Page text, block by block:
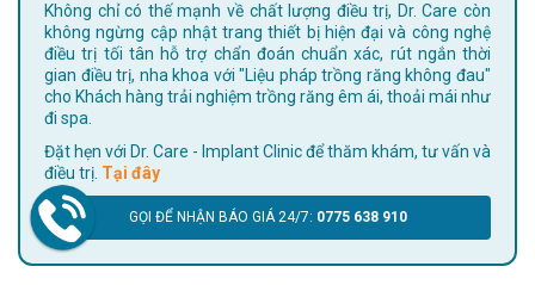
Không chỉ có thế mạnh về chất lượng điều trị, Dr. Care còn
không ngừng cập nhật trang thiết bị hiện đại và công nghệ
điều trị tối tân hỗ trợ chẩn đoán chuẩn xác, rút ngắn thời
gian điều trị, nha khoa với "Liệu pháp trồng răng không đau"
cho Khách hàng trải nghiệm trồng răng êm ái, thoải mái như
đi spa.
Đặt hẹn với Dr. Care - Implant Clinic để thăm khám, tư vấn và
điều trị. Tại đây
GỌI ĐỂ NHẬN BÁO GIÁ 24/7: 0775 638 910